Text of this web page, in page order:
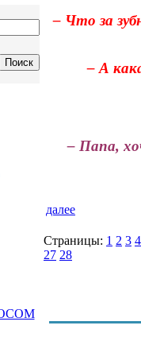
– Что за
– А
– Папа,
далее
Страницы: 1 2 3 4
27 28